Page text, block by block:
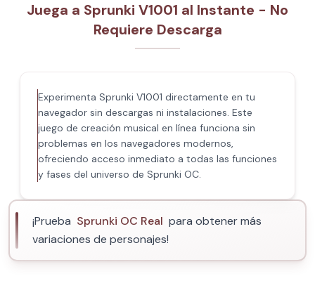
Juega a Sprunki V1001 al Instante - No
Requiere Descarga
Experimenta Sprunki V1001 directamente en tu
navegador sin descargas ni instalaciones. Este
juego de creación musical en línea funciona sin
problemas en los navegadores modernos,
ofreciendo acceso inmediato a todas las funciones
y fases del universo de Sprunki OC.
¡Prueba Sprunki OC Real para obtener más
variaciones de personajes!